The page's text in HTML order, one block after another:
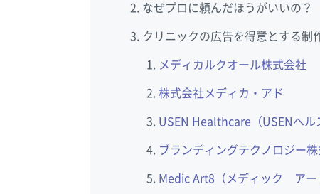
なぜプロに頼んだほうがいいの
クリニックの広告を得意とする制
メディカルクオール株式会社
株式会社メディカ・アド
USEN Healthcare（USENヘル
ブランディングテクノロジー株
Medic Art8（メディック アー